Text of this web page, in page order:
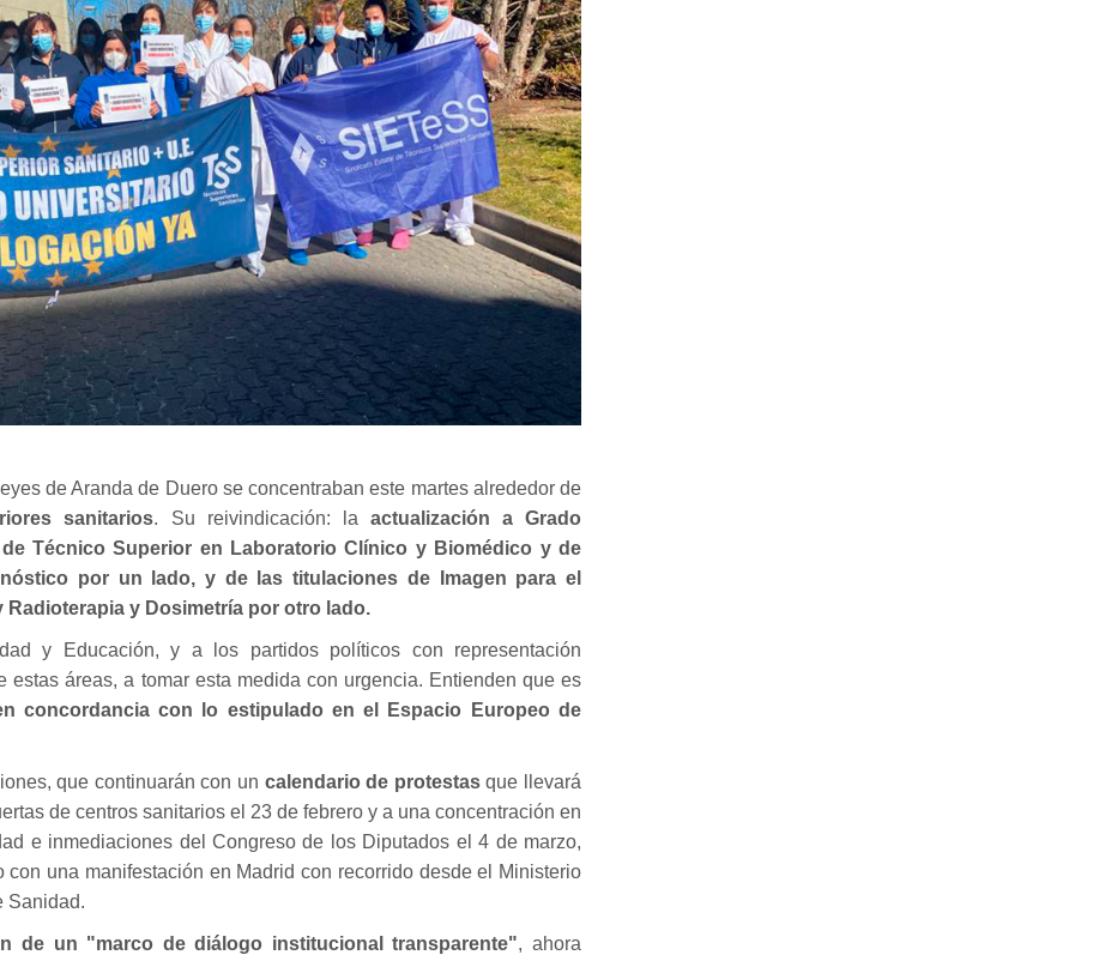
de Aranda de Duero se concentraban este martes alrededor de
sanitarios. Su reivindicación: la actualización a Grado
Técnico Superior en Laboratorio Clínico y Biomédico y de
por un lado, y de las titulaciones de Imagen para el
Radioterapia y Dosimetría por otro lado.
y Educación, y a los partidos políticos con representación
estas áreas, a tomar esta medida con urgencia. Entienden que es
concordancia con lo estipulado en el Espacio Europeo de
que continuarán con un calendario de protestasque llevará
de centros sanitarios el 23 de febrero y a una concentración en
e inmediaciones del Congreso de los Diputados el 4 de marzo,
una manifestación en Madrid con recorrido desde el Ministerio
Sanidad.
de un "marco de diálogo institucional transparente", ahora